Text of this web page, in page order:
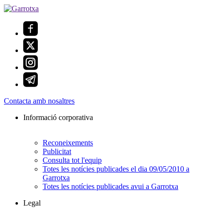
Contacta amb nosaltres
Informació corporativa
Reconeixements
Publicitat
Consulta tot l'equip
Totes les notícies publicades el dia 09/05/2010 a
Garrotxa
Totes les notícies publicades avui a Garrotxa
Legal